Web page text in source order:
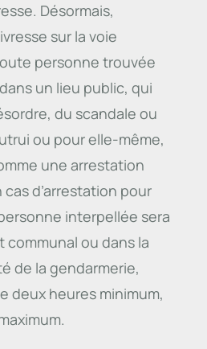
Désormais,
sur la voie
personne trouvée
un lieu public, qui
du scandale ou
ou pour elle-même,
une arrestation
d’arrestation pour
interpellée sera
ou dans la
de la gendarmerie,
deux heures minimum,